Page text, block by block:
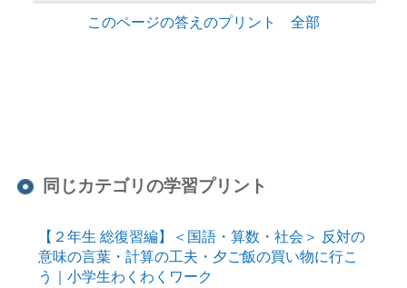
このページの答えのプリント 全部
同じカテゴリの学習プリント
【２年生 総復習編】＜国語・算数・社会＞ 反対の
意味の言葉・計算の工夫・夕ご飯の買い物に行こ
う｜小学生わくわくワーク